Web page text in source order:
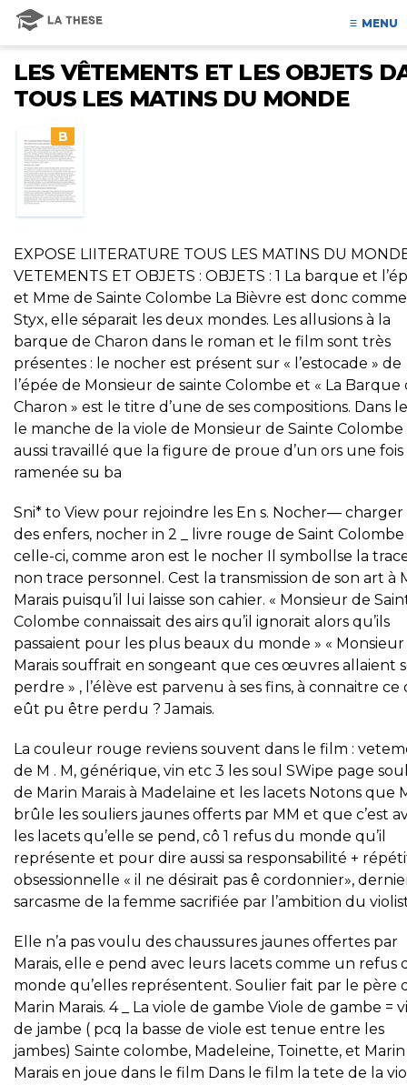
MENU
LES VÊTEMENTS ET LES OBJETS
TOUS LES MATINS DU MONDE
B
EXPOSE LIITERATURE TOUS LES MATINS DU
VETEMENTS ET OBJETS : OBJETS : 1 La barque et
et Mme de Sainte Colombe La Bièvre est donc
Styx, elle séparait les deux mondes. Les allusions à la
barque de Charon dans le roman et le film sont très
présentes : le nocher est présent sur « l’estocade » de
l’épée de Monsieur de sainte Colombe et « La Barque
Charon » est le titre d’une de ses compositions. Dans
le manche de la viole de Monsieur de Sainte Colombe
aussi travaillé que la figure de proue d’un ors une fois
ramenée su ba
Sni* to View pour rejoindre les En s. Nocher— charger
des enfers, nocher in 2 _ livre rouge de Saint Colombe
celle-ci, comme aron est le nocher Il symbollse la
non trace personnel. Cest la transmission de son art à
Marais puisqu’il lui laisse son cahier. « Monsieur de
Colombe connaissait des airs qu’il ignorait alors qu’ils
passaient pour les plus beaux du monde » « Monsieur
Marais souffrait en songeant que ces œuvres allaient
perdre » , l’élève est parvenu à ses fins, à connaitre ce
eût pu être perdu ? Jamais.
La couleur rouge reviens souvent dans le film :
de M . M, générique, vin etc 3 les soul SWipe page
de Marin Marais à Madelaine et les lacets Notons que
brûle les souliers jaunes offerts par MM et que c’est
les lacets qu’elle se pend, cô 1 refus du monde qu’il
représente et pour dire aussi sa responsabilité +
obsessionnelle « il ne désirait pas ê cordonnier»,
sarcasme de la femme sacrifiée par l’ambition du
Elle n’a pas voulu des chaussures jaunes offertes par
Marais, elle e pend avec leurs lacets comme un refus
monde qu’elles représentent. Soulier fait par le père
Marin Marais. 4 _ La viole de gambe Viole de gambe =
de jambe ( pcq la basse de viole est tenue entre les
jambes) Sainte colombe, Madeleine, Toinette, et Marin
Marais en joue dans le film Dans le film la tete de la